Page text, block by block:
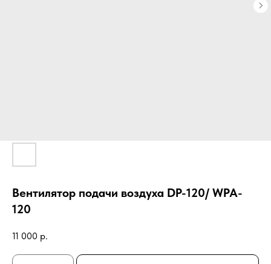
Вентилятор подачи воздуха DP-120/ WPA-
120
11 000 р.